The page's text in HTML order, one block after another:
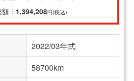
： 1,394,208円(税込)
2022/03年式
58700km